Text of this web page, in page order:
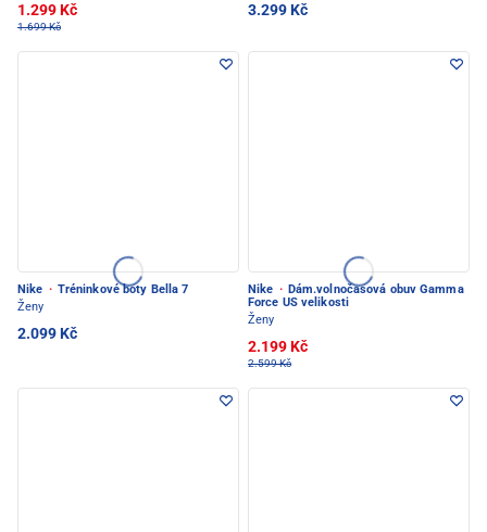
1.299 Kč
1.699 Kč
3.299 Kč
Nike · Tréninkové boty Bella 7
Ženy
2.099 Kč
Nike · Dám.volnočasová obuv Gamma
Force US velikosti
Ženy
2.199 Kč
2.599 Kč